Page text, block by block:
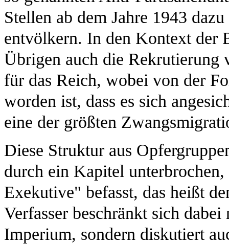
Stellen ab dem Jahre 1943
entvölkern. In den Kontext der
Übrigen auch die Rekrutierung
für das Reich, wobei von der
worden ist, dass es sich
eine der größten
Diese Struktur aus
durch ein Kapitel
Exekutive" befasst, das heißt
Verfasser beschränkt sich
Imperium, sondern diskutiert